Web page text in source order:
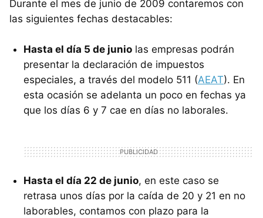
Durante el mes de junio de 2009 contaremos con
las siguientes fechas destacables:
Hasta el día 5 de junio las empresas podrán
presentar la declaración de impuestos
especiales, a través del modelo 511 (AEAT). En
esta ocasión se adelanta un poco en fechas ya
que los días 6 y 7 cae en días no laborales.
Hasta el día 22 de junio, en este caso se
retrasa unos días por la caída de 20 y 21 en no
laborables, contamos con plazo para la